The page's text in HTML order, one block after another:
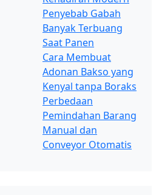
Penyebab Gabah
Banyak Terbuang
Saat Panen
Cara Membuat
Adonan Bakso yang
Kenyal tanpa Boraks
Perbedaan
Pemindahan Barang
Manual dan
Conveyor Otomatis